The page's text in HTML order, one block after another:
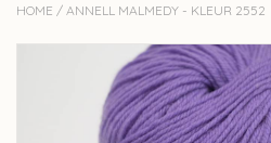
workshops
HOME / ANNELL MALMEDY - KLEUR 2552